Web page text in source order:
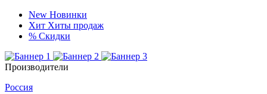
New Новинки
Хит Хиты продаж
% Скидки
Производители
Россия